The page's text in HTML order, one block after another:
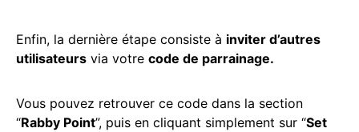
Enfin, la dernière étape consiste à inviter d’autres
utilisateurs via votre code de parrainage.
Vous pouvez retrouver ce code dans la section
“Rabby Point”, puis en cliquant simplement sur “Set